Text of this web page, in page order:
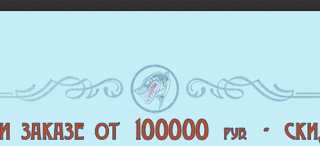
КОНСЕРВЫ
цены на РЫБНЫЕ СТЕЙКИ
цены на
СВЕЖЕЗАМОРОЖЕННУЮ РЫБУ